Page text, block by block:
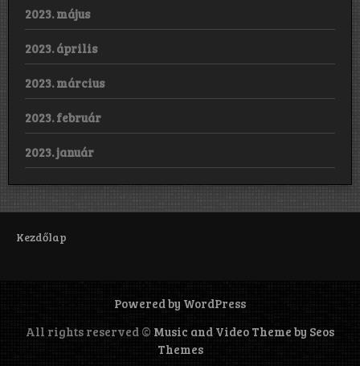
2023. május
2023. április
2023. március
2023. február
2023. január
Kezdőlap
Powered by WordPress
All rights reserved © Music and Video Theme by Seos
Themes